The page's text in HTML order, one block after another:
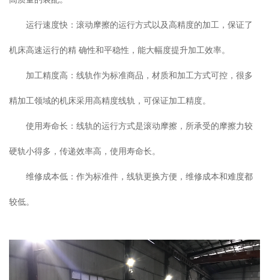
运行速度快：滚动摩擦的运行方式以及高精度的加工，保证了
机床高速运行的精 确性和平稳性，能大幅度提升加工效率。
加工精度高：线轨作为标准商品，材质和加工方式可控，很多
精加工领域的机床采用高精度线轨，可保证加工精度。
使用寿命长：线轨的运行方式是滚动摩擦，所承受的摩擦力较
硬轨小得多，传递效率高，使用寿命长。
维修成本低：作为标准件，线轨更换方便，维修成本和难度都
较低。